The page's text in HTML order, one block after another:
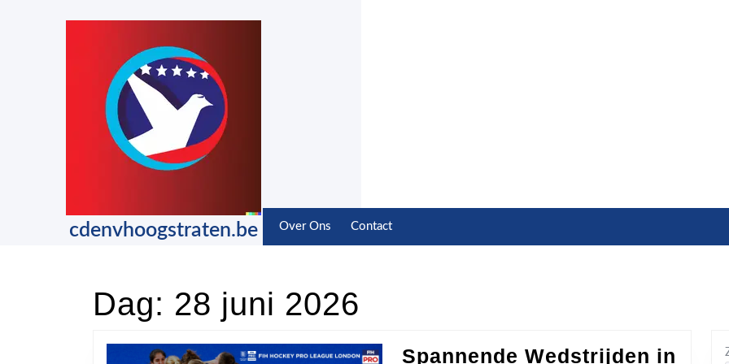
cdenvhoogstraten.be Over Ons Contact
Dag: 28 juni 2026
Spannende Wedstrijden in